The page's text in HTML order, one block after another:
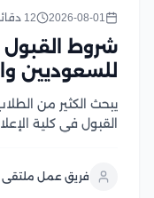
2026-08-01 12 دقائق قراءة
شروط القبول
للسعوديين
يبحث الكثير من
القبول في كلية
الأكاديمية،
فريق عمل ملتقى